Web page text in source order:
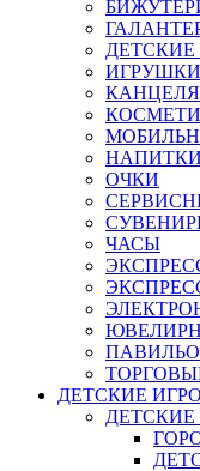
ИГРУШКИ
ОЧКИ
ЧАСЫ
ДЕТСКИЕ
ДЕТСКИЕ